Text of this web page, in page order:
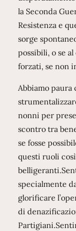
la Seconda
Resistenza e
sorge
possibili, o se
forzati, se non
Abbiamo paura
nonni per
scontro tra
se fosse
questi ruoli
specialmente
glorificare
di